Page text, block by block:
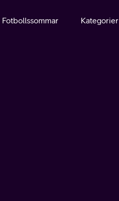
Fotbollssommar Kategorier